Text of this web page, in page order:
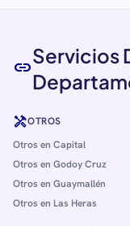
link
Servicios
handymanOTROS
Otros en Capital
Otros en Godoy Cruz
Otros en Guaymallén
Otros en Las Heras